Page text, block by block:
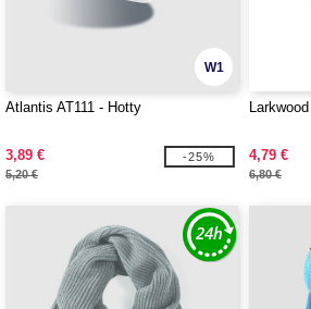
W1
Atlantis AT111 - Hotty
3,89 €
5,20 €
-25% 4,79 €
6,80 €